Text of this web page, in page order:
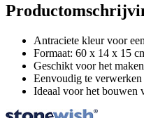
Antraciete kleur voor
Formaat: 60 x 14 x 15
Geschikt voor het
Eenvoudig te
Ideaal voor het bouwen